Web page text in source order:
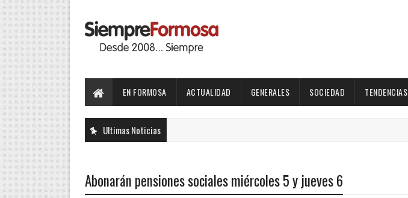
EN FORMOSA ACTUALIDAD GENERALES SOCIEDAD TENDENCIAS
Ultimas Noticias
Abonarán pensiones sociales miércoles 5 y jueves 6